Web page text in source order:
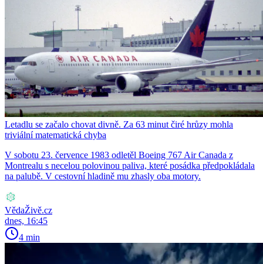
Letadlu se začalo chovat divně. Za 63 minut čiré hrůzy mohla
triviální matematická chyba
V sobotu 23. července 1983 odletěl Boeing 767 Air Canada z
Montrealu s necelou polovinou paliva, které posádka předpokládala
na palubě. V cestovní hladině mu zhasly oba motory.
VědaŽivě.cz
dnes, 16:45
4 min